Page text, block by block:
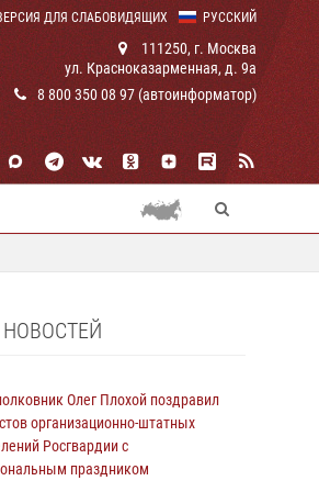
РУССКИЙ
ДЛЯ СЛАБОВИДЯЩИХ
111250, г. Москва
ул. Красноказарменная, д. 9а
8 800 350 08 97 (автоинформатор)
Олег Плохой поздравил
организационно-штатных
Росгвардии с
праздником